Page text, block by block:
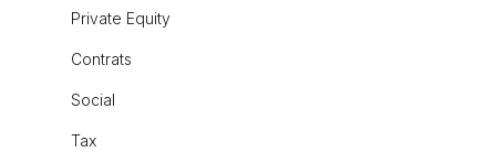
Private Equity
Contrats
Social
Tax